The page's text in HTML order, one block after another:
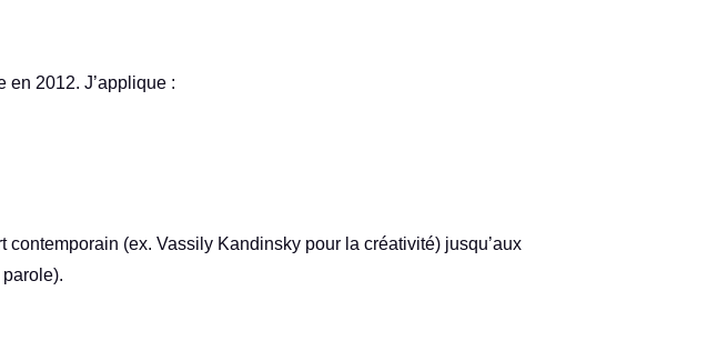
2012. J’applique :
contemporain (ex. Vassily Kandinsky pour la créativité) jusqu’aux